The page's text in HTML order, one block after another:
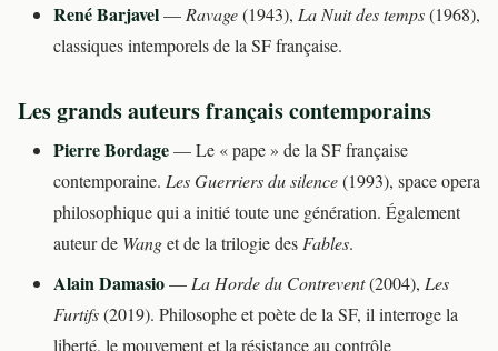
René Barjavel—Ravage(1943), La Nuit des temps(1968),
classiques intemporels de la SF française.
Les grands auteurs français contemporains
Pierre Bordage— Le « pape » de la SF française
contemporaine. Les Guerriers du silence(1993), space opera
philosophique qui a initié toute une génération. Également
auteur de Wanget de la trilogie desFables.
Alain Damasio—La Horde du Contrevent(2004), Les
Furtifs(2019). Philosophe et poète de la SF, il interroge la
liberté, le mouvement et la résistance au contrôle